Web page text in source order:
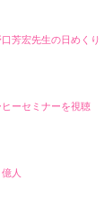
芳宏先生の日めくり
ーセミナーを視聴
人